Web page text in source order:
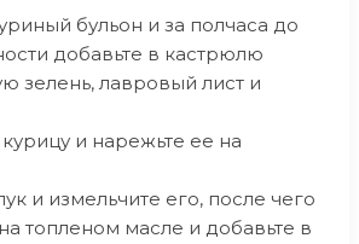
бульон и за полчаса до
добавьте в кастрюлю
зелень, лавровый лист и
курицу и нарежьте ее на
и измельчите его, после чего
топленом масле и добавьте в